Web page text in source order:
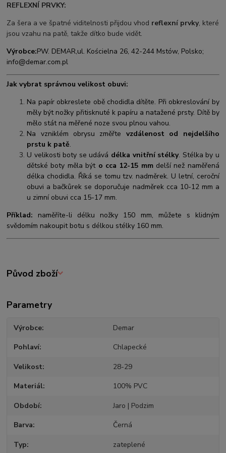
REFLEXNÍ PRVKY:
Za šera a ve špatné viditelnosti přijdou vhod reflexní prvky, které
jsou vzahu na patě, takže dítko bude vidět.
Výrobce:PW. DEMAR,ul. Kościelna 26, 42-244 Mstów, Polsko;
info@demar.com.pl
Jak vybrat správnou velikost obuvi:
Na papír obkreslete obě chodidla dítěte. Při obkreslování by
měly být nožky přitisknuté k papíru a natažené prsty. Dítě by
mělo stát na měřené noze svou plnou vahou.
Na vzniklém obrysu změřte vzdálenost od nejdelšího
prstu k patě.
U velikosti boty se udává délka vnitřní stélky. Stélka by u
dětské boty měla být o cca 12-15 mmdelší než naměřená
délka chodidla. Říká se tomu tzv. nadměrek. U letní, ceroční
obuvi a bačkůrek se doporučuje nadměrek cca 10-12 mm a
u zimní obuvi cca 15-17 mm.
Příklad: naměříte-li délku nožky 150 mm, můžete s klidným
svědomím nakoupit botu s délkou stélky 160 mm.
Původ zboží
Parametry
Výrobce Demar
Pohlaví Chlapecké
Velikost 28-29
Materiál 100% PVC
Období Jaro | Podzim
Barva Černá
Typ zateplené